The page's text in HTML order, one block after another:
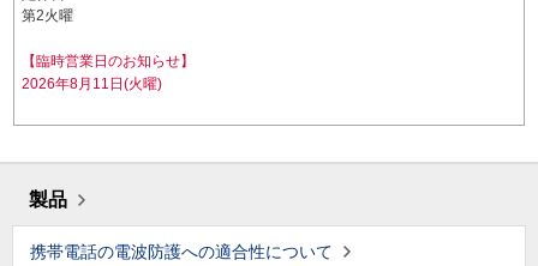
第2火曜
【臨時営業日のお知らせ】
2026年8月11日(火曜)
製品
携帯電話の電波防護への適合性について